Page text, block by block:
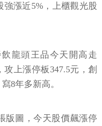
漲近5%，上櫃觀光股
龍頭王品今天開高走
上漲停板347.5元，創
8年多新高。
版圖，今天股價飆漲停